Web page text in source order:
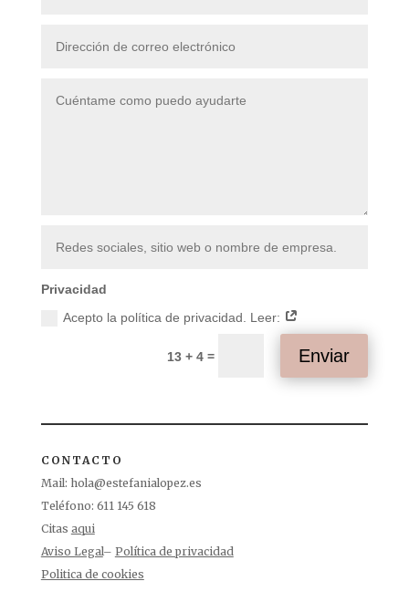
Privacidad
Acepto la política de privacidad. Leer:
13 + 4 = Enviar
CONTACTO
Mail: hola@estefanialopez.es
Teléfono: 611 145 618
Citas aqui
Aviso Legal– Política de privacidad
Politica de cookies